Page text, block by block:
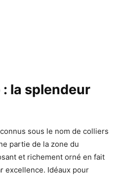
la splendeur
sous le nom de colliers
partie de la zone du
et richement orné en fait
excellence. Idéaux pour